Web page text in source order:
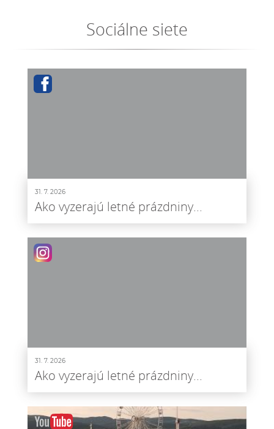
Sociálne siete
31. 7. 2026
Ako vyzerajú letné prázdniny...
31. 7. 2026
Ako vyzerajú letné prázdniny...